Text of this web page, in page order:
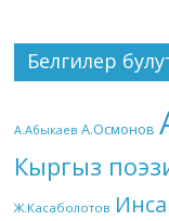
Белгилер
А.Абыкаев А.Осмонов
Кыргыз
Ж.Касаболотов